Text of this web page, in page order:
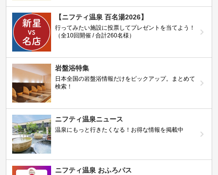
【ニフティ温泉 百名湯2026】
行ってみたい施設に投票してプレゼントを当てよう！
（全10回開催 / 合計260名様）
岩盤浴特集
日本全国の岩盤浴情報だけをピックアップ。まとめて
検索！
ニフティ温泉ニュース
温泉にもっと行きたくなる！お得な情報を掲載中
ニフティ温泉 おふろパス